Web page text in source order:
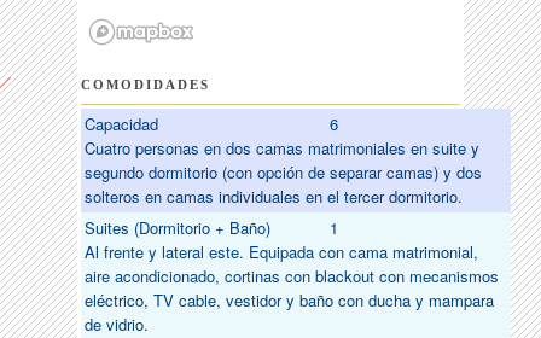
COMODIDADES
Capacidad
6
Cuatro personas en dos camas matrimoniales en suite y
segundo dormitorio (con opción de separar camas) y dos
solteros en camas individuales en el tercer dormitorio.
Suites (Dormitorio + Baño)
1
Al frente y lateral este. Equipada con cama matrimonial,
aire acondicionado, cortinas con blackout con mecanismos
eléctrico, TV cable, vestidor y baño con ducha y mampara
de vidrio.